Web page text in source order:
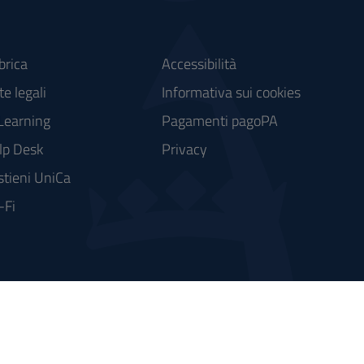
legali
Desk
UniCa
Accessibilità
Informativa sui cookies
Pagamenti pagoPA
Privacy